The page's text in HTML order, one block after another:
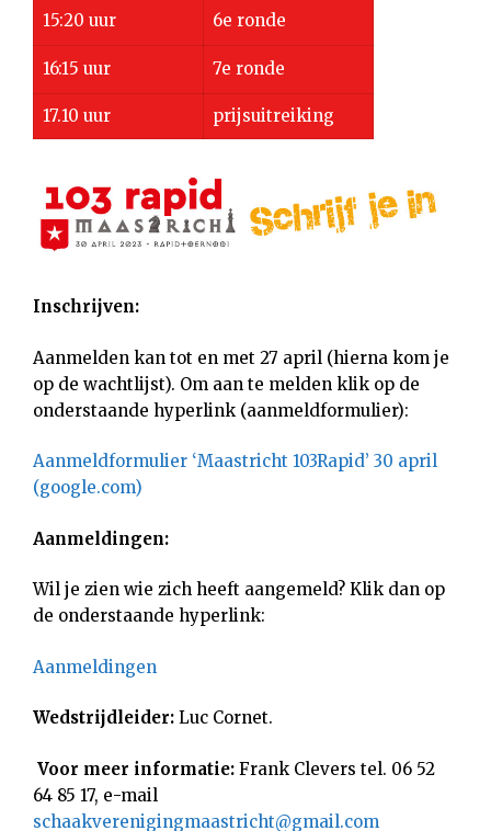
15:20 uur 6e ronde
16:15 uur 7e ronde
17.10 uur prijsuitreiking
Inschrijven:
Aanmelden kan tot en met 27 april (hierna kom je
op de wachtlijst). Om aan te melden klik op de
onderstaande hyperlink (aanmeldformulier):
Aanmeldformulier ‘Maastricht 103Rapid’ 30 april
(google.com)
Aanmeldingen:
Wil je zien wie zich heeft aangemeld? Klik dan op
de onderstaande hyperlink:
Aanmeldingen
Wedstrijdleider: Luc Cornet.
Voor meer informatie: Frank Clevers tel. 06 52
64 85 17, e-mail
schaakverenigingmaastricht@gmail.com